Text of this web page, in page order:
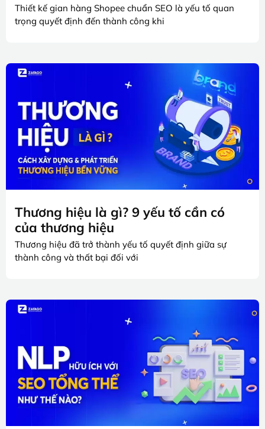
Thiết kế gian hàng Shopee chuẩn SEO là yếu tố quan
trọng quyết định đến thành công khi
Thương hiệu là gì? 9 yếu tố cần có
của thương hiệu
Thương hiệu đã trở thành yếu tố quyết định giữa sự
thành công và thất bại đối với